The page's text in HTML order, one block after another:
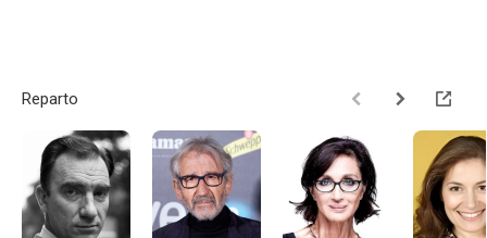
Reparto